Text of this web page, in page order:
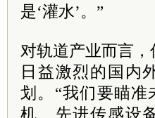
是‘灌水’。”
对轨道产业而言
日益激烈的国内
划。“我们要瞄
机、先进传感设